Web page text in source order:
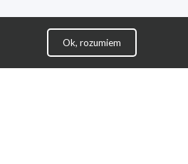
Ok, rozumiem